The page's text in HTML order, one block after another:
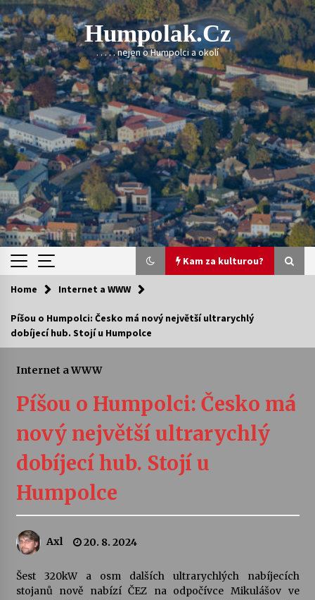
Skip
to
content
Humpolak.cz
. . . . . nejen o Humpolci a okolí
Kam za kulturou?
Kam za kulturou?
Letní koncerty ve Stromovce: Ars Camerata a
Vernisáž výstavy Josefíny Duškové: Stávám se
30. 7. 2026
Veselí muzikanti
šedesátka: 28. 7.–1. 8. 2026
Letní koncerty ve Stromovce: Kolchoz a
Home Internet a WWW
Píšou o Humpolci: Česko má nový největší ultrarychlý
dobíjecí hub. Stojí u Humpolce
Internet a WWW
Píšou o Humpolci: Česko má
nový největší ultrarychlý
dobíjecí hub. Stojí u
Humpolce
Axl 20. 8. 2024
Šest 320kW a osm dalších ultrarychlých nabíjecích
stojanů nově nabízí ČEZ na odpočívce Mikulášov ve